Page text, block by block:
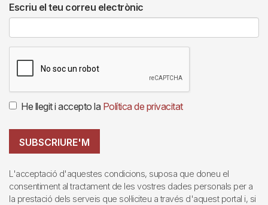
Escriu el teu correu electrònic
He llegit i accepto la Política de privacitat
SUBSCRIURE'M
L'acceptació d'aquestes condicions, suposa que doneu el
consentiment al tractament de les vostres dades personals per a
la prestació dels serveis que sol·liciteu a través d'aquest portal i, si